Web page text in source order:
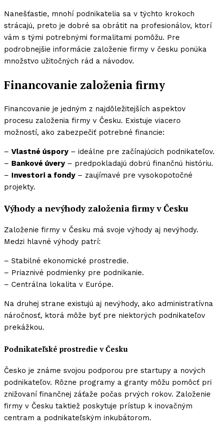
Nanešťastie, mnohí podnikatelia sa v týchto krokoch
strácajú, preto je dobré sa obrátit na profesionálov, ktorí
vám s tými potrebnými formalitami pomôžu. Pre
podrobnejšie informácie založenie firmy v česku ponúka
množstvo užitočných rád a návodov.
Financovanie založenia firmy
Financovanie je jedným z najdôležitejších aspektov
procesu založenia firmy v Česku. Existuje viacero
možností, ako zabezpečiť potrebné financie:
– Vlastné úspory– ideálne pre začínajúcich podnikateľov.
– Bankové úvery– predpokladajú dobrú finančnú históriu.
– Investori a fondy– zaujímavé pre vysokopotočné
projekty.
Výhody a nevýhody založenia firmy v Česku
Založenie firmy v Česku má svoje výhody aj nevýhody.
Medzi hlavné výhody patrí:
– Stabilné ekonomické prostredie.
– Priaznivé podmienky pre podnikanie.
– Centrálna lokalita v Európe.
Na druhej strane existujú aj nevýhody, ako administratívna
náročnosť, ktorá môže byť pre niektorých podnikateľov
prekážkou.
Podnikateľské prostredie v Česku
Česko je známe svojou podporou pre startupy a nových
podnikateľov. Rôzne programy a granty môžu pomôcť pri
znižovaní finančnej záťaže počas prvých rokov. Založenie
firmy v Česku taktiež poskytuje prístup k inovačným
centram a podnikateľským inkubátorom.